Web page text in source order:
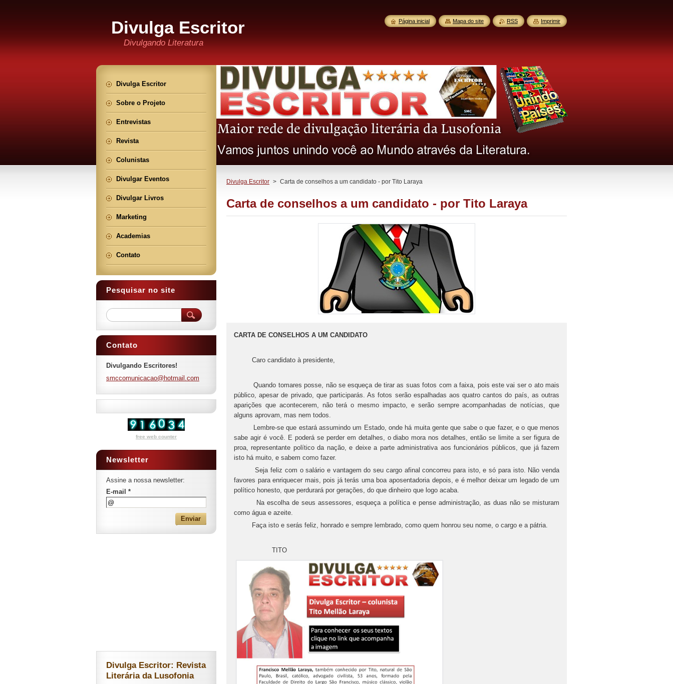
Divulga Escritor
Divulgando Literatura
Divulga Escritor > Carta de conselhos a um candidato - por Tito Laraya
Carta de conselhos a um candidato - por Tito Laraya
CARTA DE CONSELHOS A UM CANDIDATO
Caro candidato à presidente,
Quando tomares posse, não se esqueça de tirar as suas fotos com a faixa, pois este vai ser o ato mais
público, apesar de privado, que participarás. As fotos serão espalhadas aos quatro cantos do país, as outras
aparições que acontecerem, não terá o mesmo impacto, e serão sempre acompanhadas de notícias, que
alguns aprovam, mas nem todos.
Lembre-se que estará assumindo um Estado, onde há muita gente que sabe o que fazer, e o que menos
sabe agir é você. E poderá se perder em detalhes, o diabo mora nos detalhes, então se limite a ser figura de
proa, representante político da nação, e deixe a parte administrativa aos funcionários públicos, que já fazem
isto há muito, e sabem como fazer.
Seja feliz com o salário e vantagem do seu cargo afinal concorreu para isto, e só para isto. Não venda
favores para enriquecer mais, pois já terás uma boa aposentadoria depois, e é melhor deixar um legado de um
político honesto, que perdurará por gerações, do que dinheiro que logo acaba.
Na escolha de seus assessores, esqueça a política e pense administração, as duas não se misturam
como água e azeite.
Faça isto e serás feliz, honrado e sempre lembrado, como quem honrou seu nome, o cargo e a pátria.
TITO
Divulga Escritor
Sobre o Projeto
Entrevistas
Revista
Colunistas
Divulgar Eventos
Divulgar Livros
Marketing
Academias
Contato
Pesquisar no site
Contato
Divulgando Escritores!
smccomunicacao@hotmail.com
free web counter
Newsletter
Assine a nossa newsletter:
E-mail *
Divulga Escritor: Revista
Literária da Lusofonia
Página inicial Mapa do site RSS Imprimir